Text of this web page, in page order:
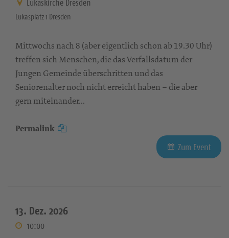
Lukaskirche Dresden
Lukasplatz 1 Dresden
Mittwochs nach 8 (aber eigentlich schon ab 19.30 Uhr)
treffen sich Menschen, die das Verfallsdatum der
Jungen Gemeinde überschritten und das
Seniorenalter noch nicht erreicht haben – die aber
gern miteinander...
Permalink
Zum Event
13. Dez. 2026
10:00